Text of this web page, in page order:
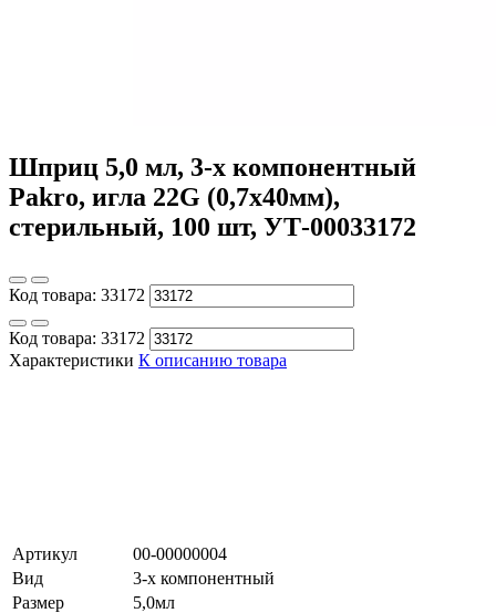
Шприц 5,0 мл, 3-х компонентный
Pakro, игла 22G (0,7х40мм),
стерильный, 100 шт, УТ-00033172
Код товара: 33172
Код товара: 33172
Характеристики К описанию товара
Артикул
00-00000004
Вид
3-х компонентный
Размер
5,0мл